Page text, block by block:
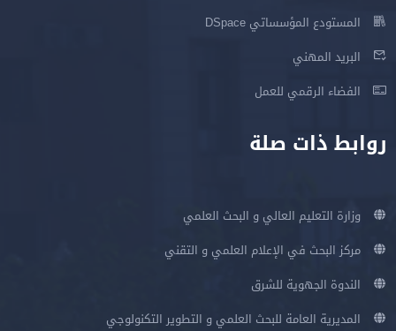
المستودع المؤسساتي DSpace
البريد المهني
الفضاء الرقمي للعمل
روابط ذات صلة
وزارة التعليم العالي و البحث العلمي
مركز البحث في الإعلام العلمي و التقني
الندوة الجهوية للشرق
المديرية العامة للبحث العلمي و التطوير التكنولوجي